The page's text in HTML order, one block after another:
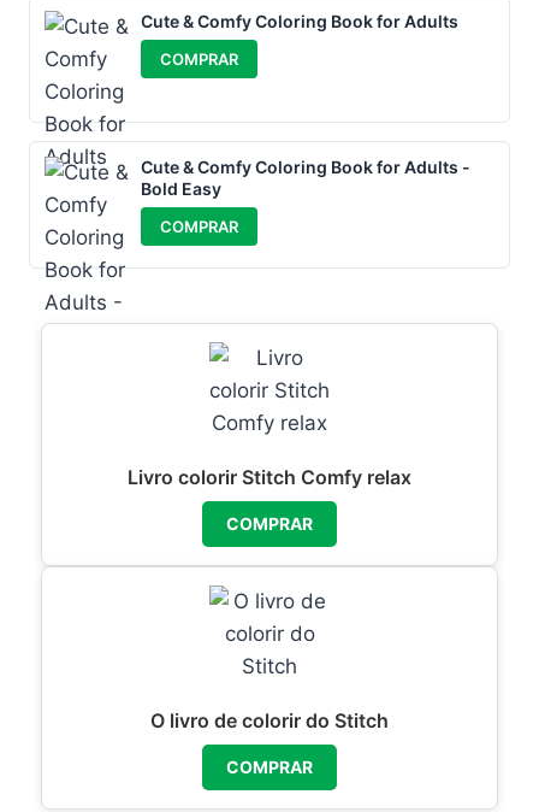
Cute & Comfy Coloring Book for Adults
COMPRAR
Cute & Comfy Coloring Book for Adults -
Bold Easy
COMPRAR
Livro colorir Stitch Comfy relax
COMPRAR
O livro de colorir do Stitch
COMPRAR